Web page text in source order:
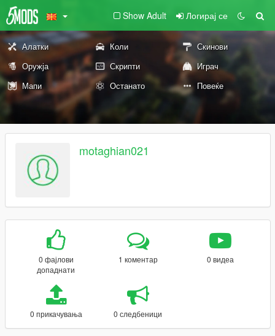
Show Adult Логирај се
Алатки Коли
Скинови
Оружја
Скрипти
Играч
Мапи
Останато Повеќе
motaghian021
0 фајлови
допаднати
1 коментар 0 видеа
0 прикачувања 0 следбеници